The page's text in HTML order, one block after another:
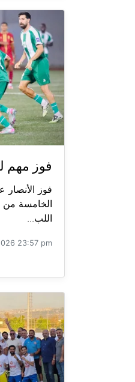
فوز مهم
الخامسة من
اللب...
23:57 pm